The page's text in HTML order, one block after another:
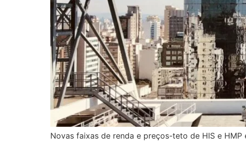
Novas faixas de renda e preços-teto de HIS e